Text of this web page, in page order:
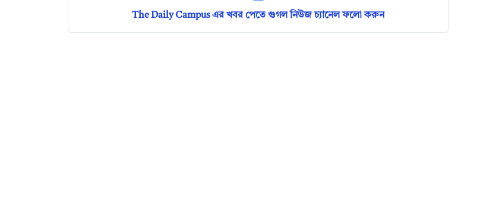
The Daily Campus এর খবর পেতে গুগল নিউজ চ্যানেল ফলো করুন